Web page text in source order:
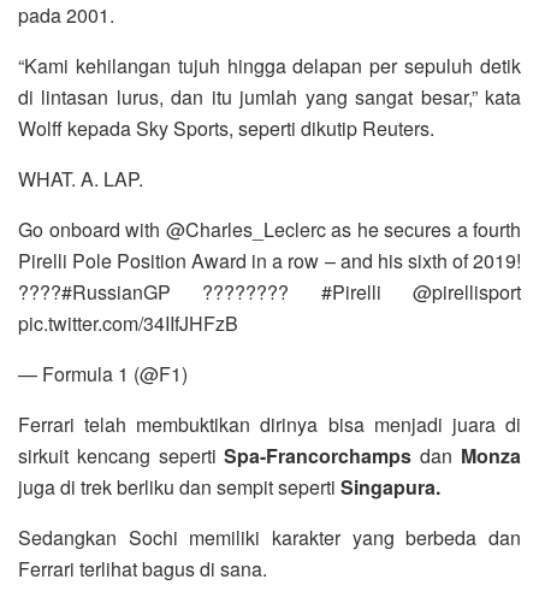
pada 2001.
“Kami kehilangan tujuh hingga delapan per sepuluh detik
di lintasan lurus, dan itu jumlah yang sangat besar,” kata
Wolff kepada Sky Sports, seperti dikutip Reuters.
WHAT. A. LAP.
Go onboard with @Charles_Leclerc as he secures a fourth
Pirelli Pole Position Award in a row – and his sixth of 2019!
????#RussianGP ???????? #Pirelli @pirellisport
pic.twitter.com/34IIfJHFzB
— Formula 1 (@F1)
Ferrari telah membuktikan dirinya bisa menjadi juara di
sirkuit kencang sepertiSpa-Francorchamps dan Monza
juga di trek berliku dan sempit seperti Singapura.
Sedangkan Sochi memiliki karakter yang berbeda dan
Ferrari terlihat bagus di sana.